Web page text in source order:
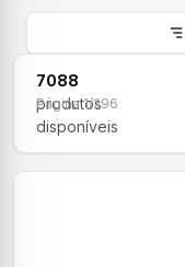
7088
produtos
disponíveis
Página 1/296